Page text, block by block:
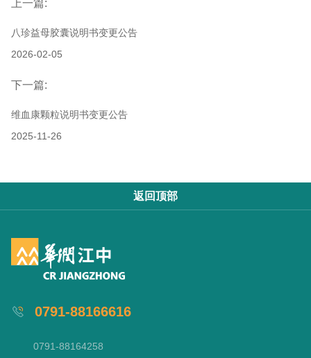
上一篇:
八珍益母胶囊说明书变更公告
2026-02-05
下一篇:
维血康颗粒说明书变更公告
2025-11-26
返回顶部
0791-88166616
0791-88164258